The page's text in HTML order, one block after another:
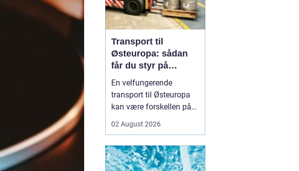
Transport til
Østeuropa: sådan
får du styr på
logistikken
En velfungerende
transport til Østeuropa
kan være forskellen på
dyre forsinkelser. Mange
mod Baltikum, Ukraine
og resten af regionen for
02 August 2026